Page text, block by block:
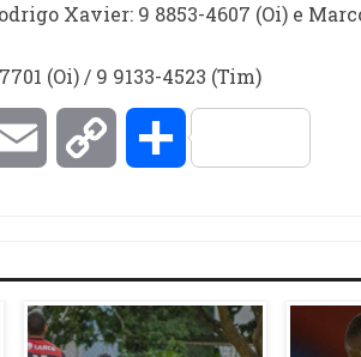
Xavier: 9 8853-4607 (Oi) e
(Oi) / 9 9133-4523 (Tim)
Email Copy Compartilhar